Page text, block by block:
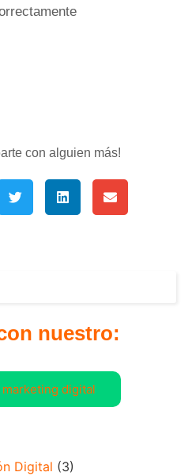
con alguien más!
nuestro:
digital
Digital (3)